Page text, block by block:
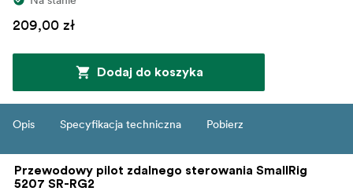
209,00 zł
Dodaj do koszyka
Opis Specyfikacja techniczna Pobierz
Przewodowy pilot zdalnego sterowania SmallRig
5207 SR-RG2